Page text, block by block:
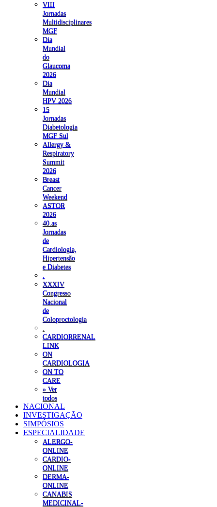
VIII
Jornadas
Multidisciplinares
MGF
Dia
Mundial
do
Glaucoma
2026
Dia
Mundial
HPV 2026
15
Jornadas
Diabetologia
MGF Sul
Allergy &
Respiratory
Summit
2026
Breast
Cancer
Weekend
ASTOR
2026
40.as
Jornadas
de
Cardiologia,
Hipertensão
e Diabetes
XXXIV
Congresso
Nacional
de
Coloproctologia
CARDIORRENAL
LINK
ON
CARDIOLOGIA
ON TO
CARE
» Ver
todos
NACIONAL
INVESTIGAÇÃO
SIMPÓSIOS
ESPECIALIDADE
ALERGO-
ONLINE
CARDIO-
ONLINE
DERMA-
ONLINE
CANABIS
MEDICINAL-